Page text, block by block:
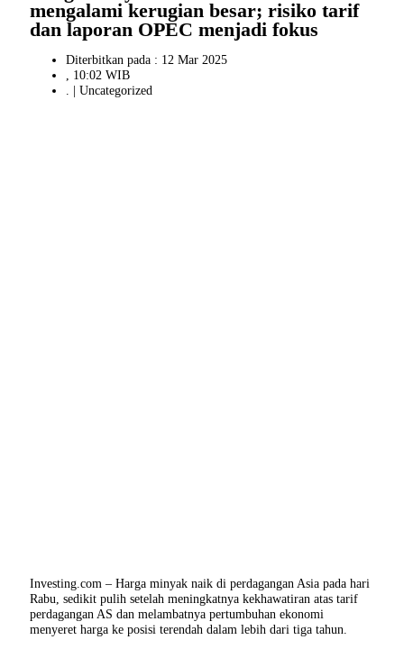
mengalami kerugian besar; risiko tarif
dan laporan OPEC menjadi fokus
Diterbitkan pada : 12 Mar 2025
, 10:02 WIB
. | Uncategorized
Investing.com – Harga minyak naik di perdagangan Asia pada hari
Rabu, sedikit pulih setelah meningkatnya kekhawatiran atas tarif
perdagangan AS dan melambatnya pertumbuhan ekonomi
menyeret harga ke posisi terendah dalam lebih dari tiga tahun.